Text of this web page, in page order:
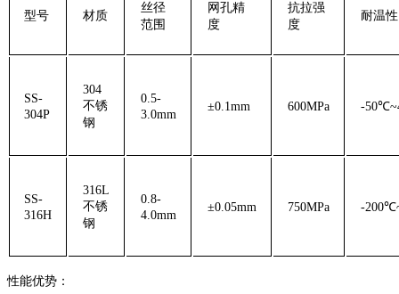
型号 材质
丝径
范围
网孔精
度
抗拉强
度
耐温性
SS-
304P
304
不锈
钢
0.5-
3.0mm
±0.1mm 600MPa -
SS-
316H
316L
不锈
钢
0.8-
4.0mm
±0.05mm 750MPa -
性能优势：